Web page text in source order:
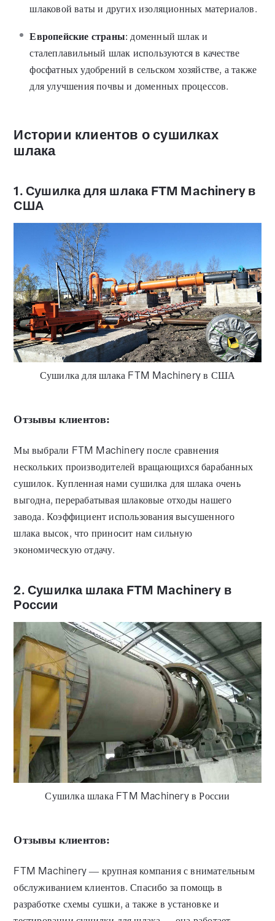
шлаковой ваты и других изоляционных материалов.
Европейские страны: доменный шлак и
сталеплавильный шлак используются в качестве
фосфатных удобрений в сельском хозяйстве, а также
для улучшения почвы и доменных процессов.
Истории клиентов о сушилках
шлака
1. Сушилка для шлака FTM Machinery в
США
Сушилка для шлака FTM Machinery в США
Отзывы клиентов:
Мы выбрали FTM Machinery после сравнения
нескольких производителей вращающихся барабанных
сушилок. Купленная нами сушилка для шлака очень
выгодна, перерабатывая шлаковые отходы нашего
завода. Коэффициент использования высушенного
шлака высок, что приносит нам сильную
экономическую отдачу.
2. Сушилка шлака FTM Machinery в
России
Сушилка шлака FTM Machinery в России
Отзывы клиентов:
FTM Machinery — крупная компания с внимательным
обслуживанием клиентов. Спасибо за помощь в
разработке схемы сушки, а также в установке и